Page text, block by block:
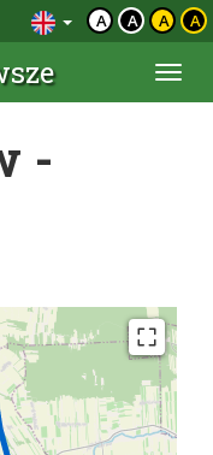
A A A A
-